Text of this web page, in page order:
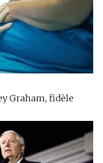
Graham, fidèle